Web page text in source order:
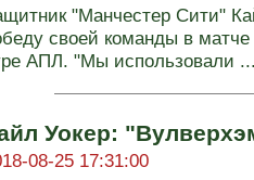
"Манчестер Сити"
своей команды в
АПЛ. "Мы использовали
Уокер:
08-25 17:31:00